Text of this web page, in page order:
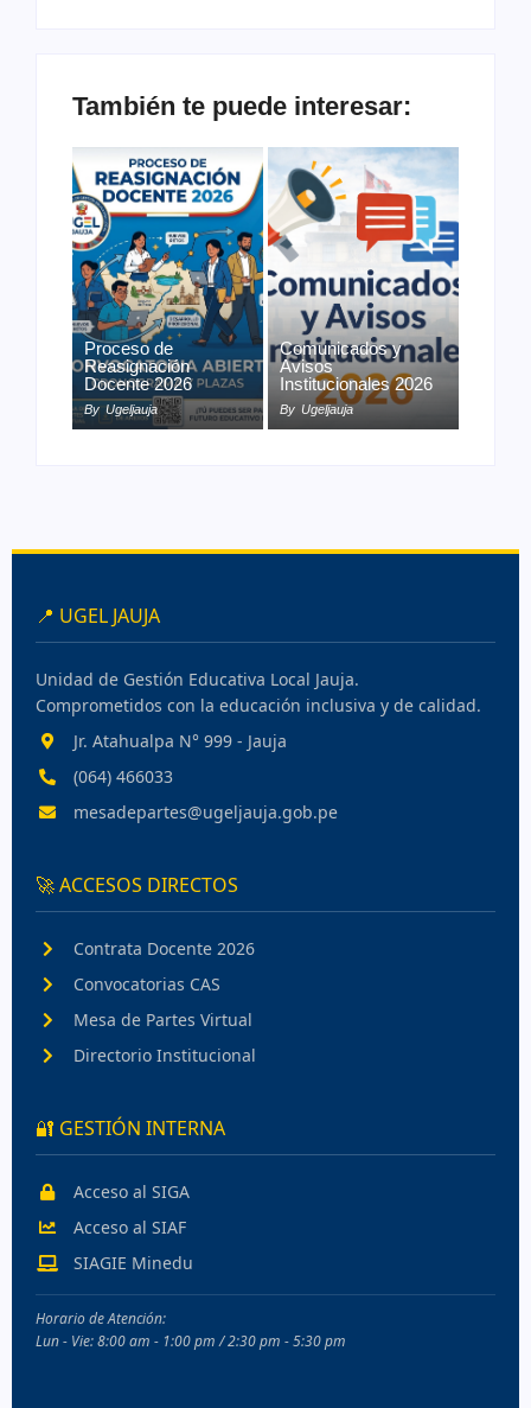
También te puede interesar:
Proceso de
Reasignación
Docente 2026
By Ugeljauja
Comunicados y
Avisos
Institucionales 2026
By Ugeljauja
📍 UGEL JAUJA
Unidad de Gestión Educativa Local Jauja.
Comprometidos con la educación inclusiva y de calidad.
Jr. Atahualpa N° 999 - Jauja
(064) 466033
mesadepartes@ugeljauja.gob.pe
🚀 ACCESOS DIRECTOS
Contrata Docente 2026
Convocatorias CAS
Mesa de Partes Virtual
Directorio Institucional
🔐 GESTIÓN INTERNA
Acceso al SIGA
Acceso al SIAF
SIAGIE Minedu
Horario de Atención:
Lun - Vie: 8:00 am - 1:00 pm / 2:30 pm - 5:30 pm